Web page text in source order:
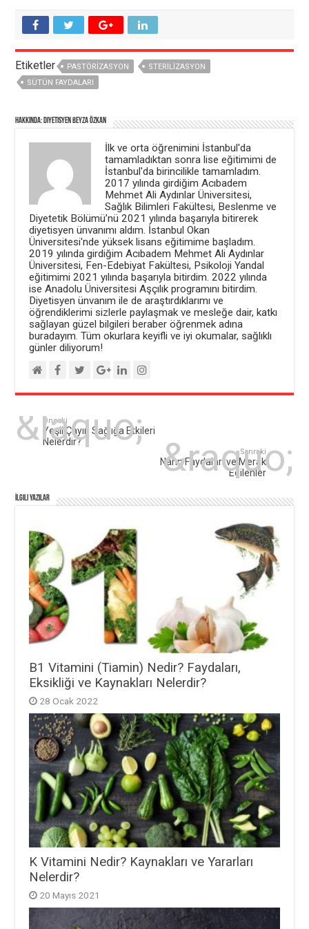
n
e
e
e
a
ç
ı
r
)
e
d
e
ç
ı
l
ı
r
)
Etiketler PASTÖRIZASYON
STERILIZASYON
SÜTÜN FAYDALARI
Hakkında: Diyetisyen Beyza Özkan
İlk ve orta öğrenimini İstanbul'da
tamamladıktan sonra lise eğitimimi de
İstanbul'da birincilikle tamamladım.
2017 yılında girdiğim Acıbadem
Mehmet Ali Aydınlar Üniversitesi,
Sağlık Bilimleri Fakültesi, Beslenme ve
Diyetetik Bölümü’nü 2021 yılında başarıyla bitirerek
diyetisyen ünvanımı aldım. İstanbul Okan
Üniversitesi'nde yüksek lisans eğitimime başladım.
2019 yılında girdiğim Acıbadem Mehmet Ali Aydınlar
Üniversitesi, Fen-Edebiyat Fakültesi, Psikoloji Yandal
eğitimimi 2021 yılında başarıyla bitirdim. 2022 yılında
ise Anadolu Üniversitesi Aşçılık programını bitirdim.
Diyetisyen ünvanım ile de araştırdıklarımı ve
öğrendiklerimi sizlerle paylaşmak ve mesleğe dair, katkı
sağlayan güzel bilgileri beraber öğrenmek adına
buradayım. Tüm okurlara keyifli ve iyi okumalar, sağlıklı
günler diliyorum!
Önceki
Yeşil Çayın Sağlığa Etkileri
Nelerdir?
Sonraki
Narın Faydaları ve Merak
Edilenler
İlgili Yazılar
B1 Vitamini (Tiamin) Nedir? Faydaları,
Eksikliği ve Kaynakları Nelerdir?
28 Ocak 2022
K Vitamini Nedir? Kaynakları ve Yararları
Nelerdir?
20 Mayıs 2021